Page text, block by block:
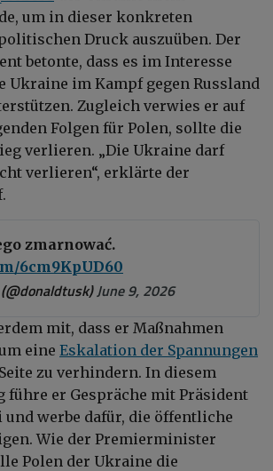
um in dieser konkreten
Druck auszuüben. Der
betonte, dass es im Interesse
Ukraine im Kampf gegen Russland
Zugleich verwies er auf
Folgen für Polen, sollte die
verlieren. „Die Ukraine darf
verlieren“, erklärte der
zmarnować.
6cm9KpUD60
June 9, 2026
mit, dass er Maßnahmen
eine Eskalation der Spannungen
zu verhindern. In diesem
führe er Gespräche mit Präsident
werbe dafür, die öffentliche
Wie der Premierminister
Polen der Ukraine die